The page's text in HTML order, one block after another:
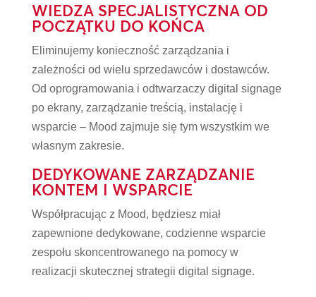
WIEDZA SPECJALISTYCZNA OD
POCZĄTKU DO KOŃCA
Eliminujemy konieczność zarządzania i
zależności od wielu sprzedawców i dostawców.
Od oprogramowania i odtwarzaczy digital signage
po ekrany, zarządzanie treścią, instalację i
wsparcie – Mood zajmuje się tym wszystkim we
własnym zakresie.
DEDYKOWANE ZARZĄDZANIE
KONTEM I WSPARCIE
Współpracując z Mood, będziesz miał
zapewnione dedykowane, codzienne wsparcie
zespołu skoncentrowanego na pomocy w
realizacji skutecznej strategii digital signage.